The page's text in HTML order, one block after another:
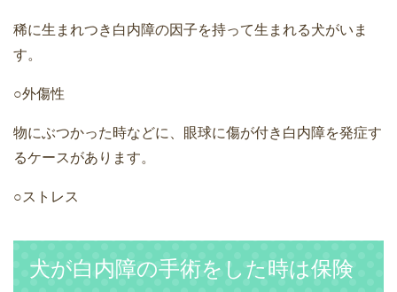
稀に生まれつき白内障の因子を持って生まれる犬がいま
す。
○外傷性
物にぶつかった時などに、眼球に傷が付き白内障を発症す
るケースがあります。
○ストレス
犬が白内障の手術をした時は保険